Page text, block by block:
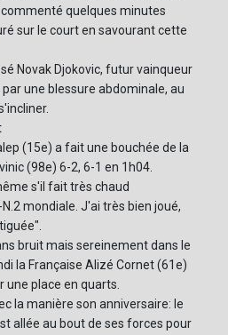
quelques minutes
sur le court en savourant cette
Novak Djokovic, futur vainqueur
une blessure abdominale, au
(15e) a fait une bouchée de la
(98e) 6-2, 6-1 en 1h04.
s'il fait très chaud
mondiale. J'ai très bien joué,
bruit mais sereinement dans le
la Française Alizé Cornet (61e)
une place en quarts.
la manière son anniversaire: le
allée au bout de ses forces pour